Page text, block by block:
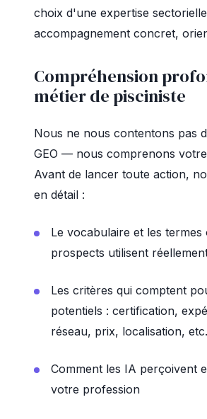
choix d'une expertise
accompagnement concret,
Compréhension
métier de pisciniste
Nous ne nous contentons pas
GEO — nous comprenons
Avant de lancer toute action,
en détail :
Le vocabulaire et les termes
prospects utilisent
Les critères qui comptent
potentiels : certification,
réseau, prix, localisation, etc.
Comment les IA perçoivent
votre profession